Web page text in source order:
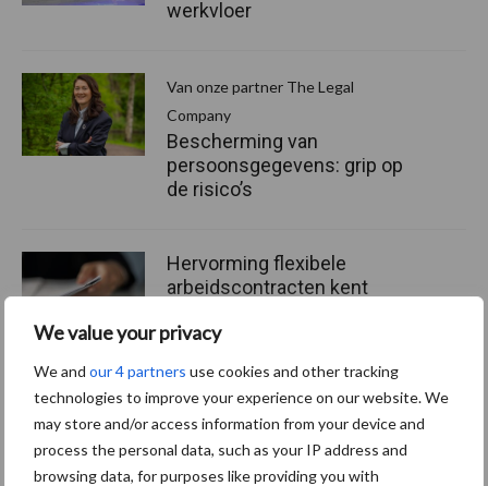
We value your privacy
We and our 4 partners use cookies and other tracking
technologies to improve your experience on our website. We
may store and/or access information from your device and
process the personal data, such as your IP address and
browsing data, for purposes like providing you with
werkvloer
Van onze partner The Legal
Company
Bescherming van
persoonsgegevens: grip op
de risico’s
Hervorming flexibele
arbeidscontracten kent
Thema's Vakpartners